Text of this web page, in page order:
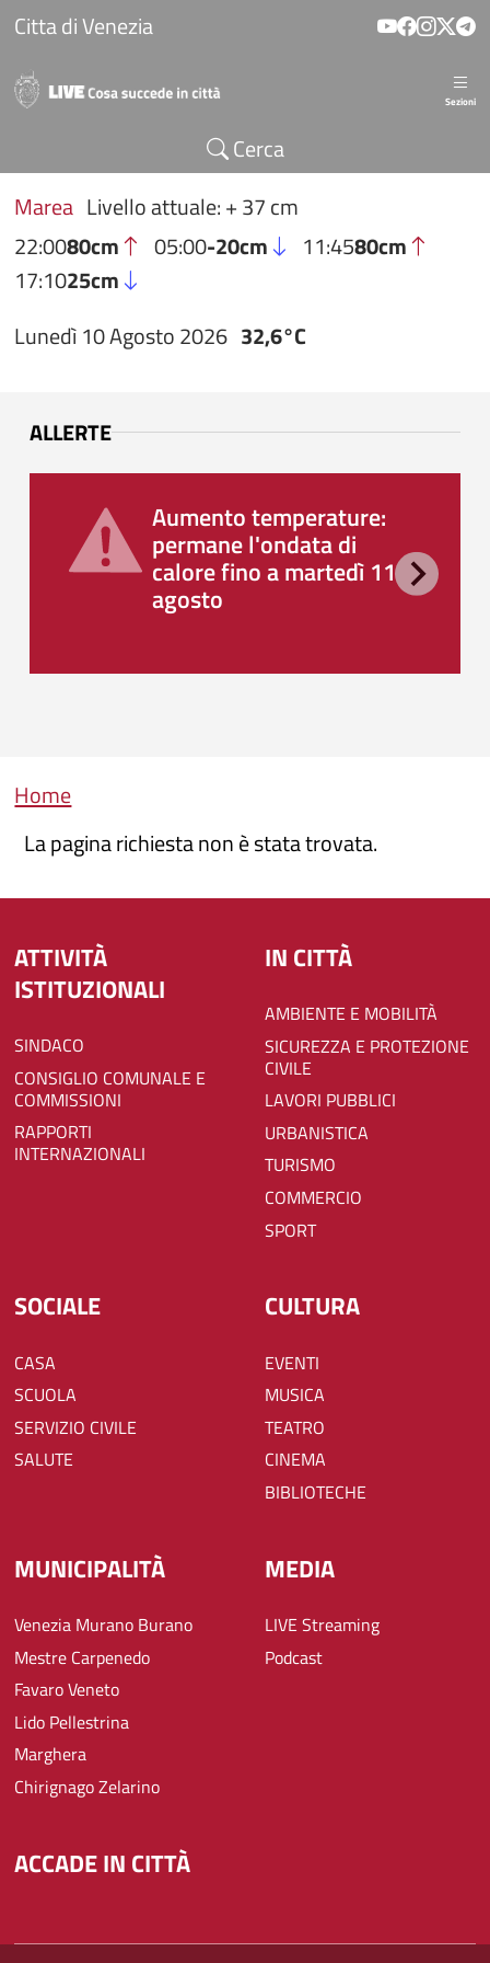
Salta al contenuto principale
Citta di Venezia
Sezioni
Cerca
Marea Livello attuale: + 37 cm
22:0080cm 05:00-20cm 11:4580cm
17:1025cm
Lunedì 10 Agosto 2026 32,6°C
ALLERTE
Aumento temperature:
permane l'ondata di
calore fino a martedì 11
agosto
Briciole di pane
Home
La pagina richiesta non è stata trovata.
ATTIVITÀ
ISTITUZIONALI
SINDACO
CONSIGLIO COMUNALE E
COMMISSIONI
RAPPORTI
INTERNAZIONALI
IN CITTÀ
AMBIENTE E MOBILITÀ
SICUREZZA E PROTEZIONE
CIVILE
LAVORI PUBBLICI
URBANISTICA
TURISMO
COMMERCIO
SPORT
SOCIALE
CASA
SCUOLA
SERVIZIO CIVILE
SALUTE
CULTURA
EVENTI
MUSICA
TEATRO
CINEMA
BIBLIOTECHE
MUNICIPALITÀ
Venezia Murano Burano
Mestre Carpenedo
Favaro Veneto
Lido Pellestrina
Marghera
Chirignago Zelarino
MEDIA
LIVE Streaming
Podcast
ACCADE IN CITTÀ